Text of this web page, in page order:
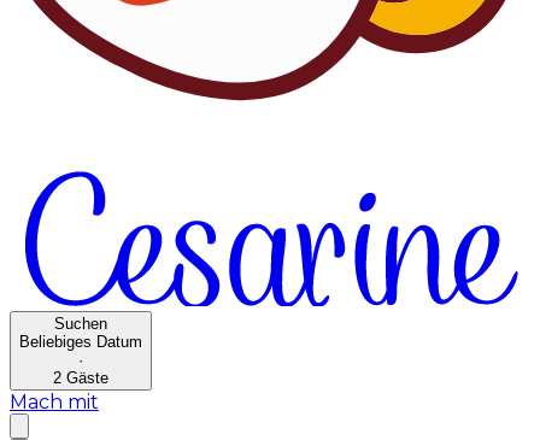
Suchen
Beliebiges Datum
·
2 Gäste
Mach mit